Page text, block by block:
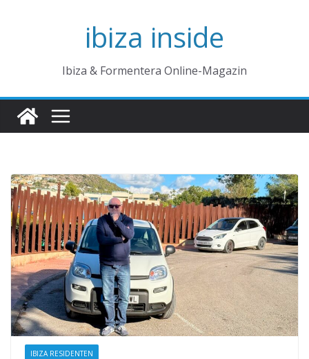
ibiza inside
Ibiza & Formentera Online-Magazin
IBIZA RESIDENTEN